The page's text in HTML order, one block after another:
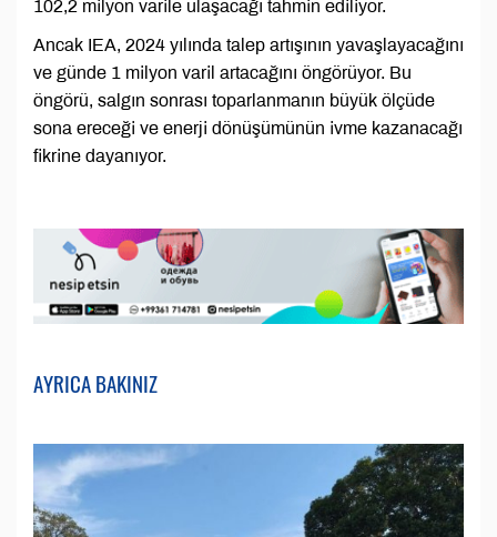
102,2 milyon varile ulaşacağı tahmin ediliyor.
Ancak IEA, 2024 yılında talep artışının yavaşlayacağını
ve günde 1 milyon varil artacağını öngörüyor. Bu
öngörü, salgın sonrası toparlanmanın büyük ölçüde
sona ereceği ve enerji dönüşümünün ivme kazanacağı
fikrine dayanıyor.
AYRICA BAKINIZ